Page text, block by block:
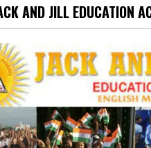
AND JILL EDUCATION